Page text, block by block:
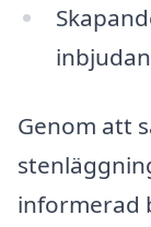
Genom att
informerad